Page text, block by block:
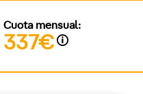
Cuota mensual:
337€